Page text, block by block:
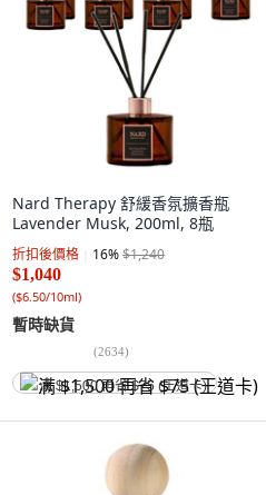
Nard Therapy 舒緩香氛擴香瓶
Lavender Musk, 200ml, 8瓶
折扣後價格 16%$1,240
$1,040
($6.50/10ml)
暫時缺貨
(2634)
满 $1,500 再省 $75 (王道卡)